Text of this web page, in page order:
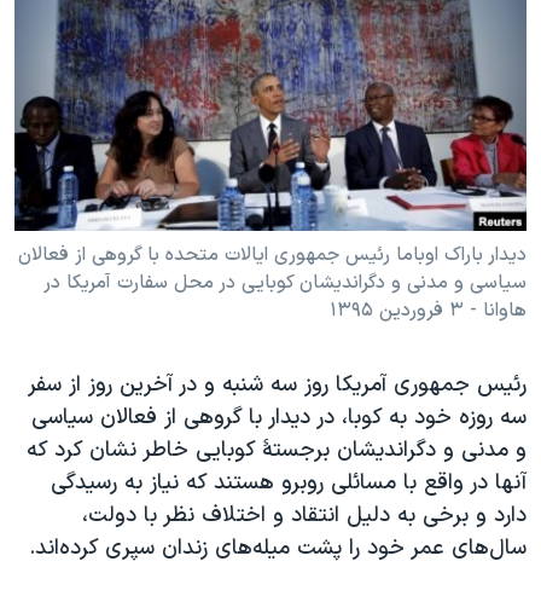
فرهنگ و زندگی
حقوق شهروندی
اقتصادی
علم و فناوری
اسرائیل در جنگ
آرشیو پخش زنده
مستندها
انتخابات ریاست جمهوری آمریکا ۲۰۲۴
حمله جمهوری اسلامی به اسرائیل
رمز مهسا
ورزش زنان در ایران
مجموعه مستندهای دادخواهی
تریبونال مردمی آبان ۹۸
دادگاه حمید نوری
چهل سال گروگان‌گیری
قانون شفافیت دارائی کادر رهبری ایران
اعتراضات مردمی آبان ۹۸
اسرائیل در جنگ
دنبال کنید
زبانهای مختلف
دیدار باراک اوباما رئیس جمهوری ایالات متحده با گروهی از فعالان
سیاسی و مدنی و دگراندیشان کوبایی در محل سفارت آمریکا در
هاوانا - ۳ فروردین ۱۳۹۵
رئيس جمهوری آمريکا روز سه شنبه و در آخرین روز از سفر
سه روزه خود به کوبا، در ديدار با گروهی از فعالان سياسی
و مدنی و دگرانديشان برجستۀ کوبايی خاطر نشان کرد که
آنها در واقع با مسائلی روبرو هستند که نياز به رسيدگی
دارد و برخی به دلیل انتقاد و اختلاف نظر با دولت،
سال‌های عمر خود را پشت ميله‌های زندان سپری کرده‌اند.